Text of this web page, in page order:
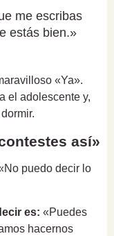
me escribas
estás bien.»
«Ya».
el adolescente y,
así»
puedo decir lo
es: «Puedes
hacernos